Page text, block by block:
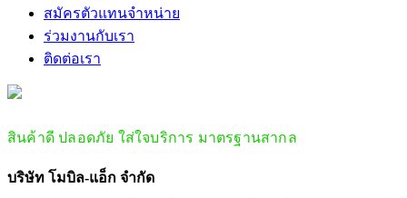
สมัครตัวแทนจำหน่าย
ร่วมงานกับเรา
ติดต่อเรา
สินค้าดี ปลอดภัย ใส่ใจบริการ มาตรฐานสากล
บริษัท โมบิล-แอ็ก จำกัด